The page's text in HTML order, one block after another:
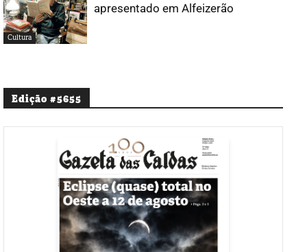
Cultura
apresentado em Alfeizerão
Edição #5655